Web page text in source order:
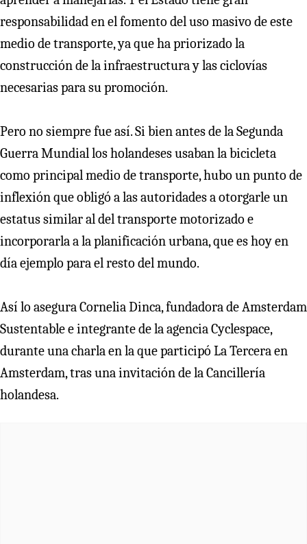
responsabilidad en el fomento del uso masivo de este
medio de transporte, ya que ha priorizado la
construcción de la infraestructura y las ciclovías
necesarias para su promoción.
Pero no siempre fue así. Si bien antes de la Segunda
Guerra Mundial los holandeses usaban la bicicleta
como principal medio de transporte, hubo un punto de
inflexión que obligó a las autoridades a otorgarle un
estatus similar al del transporte motorizado e
incorporarla a la planificación urbana, que es hoy en
día ejemplo para el resto del mundo.
Así lo asegura Cornelia Dinca, fundadora de Amsterdam
Sustentable e integrante de la agencia Cyclespace,
durante una charla en la que participó La Tercera en
Amsterdam, tras una invitación de la Cancillería
holandesa.